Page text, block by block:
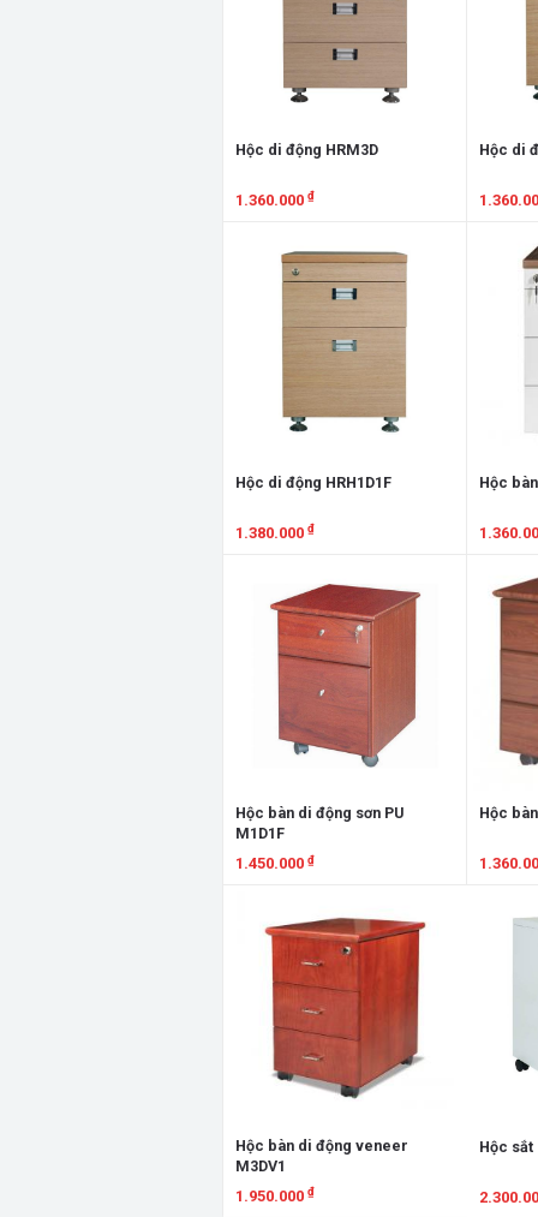
Hộc di động HRM3D
1.360.000 ₫
Hộc di
Hộc di động HRH1D1F
1.380.000 ₫
Hộc
Hộc bàn di động sơn PU
M1D1F
1.450.000 ₫
Hộc
Hộc bàn di động veneer
M3DV1
1.950.000 ₫
Hộc sắt